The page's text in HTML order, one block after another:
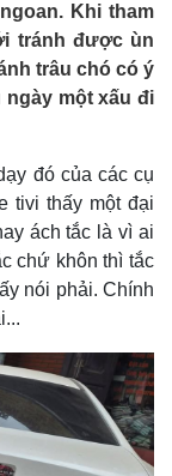
Khi tham
tránh được ùn
trâu chó có ý
ngày một xấu đi
đó của các cụ
tivi thấy một đại
ách tắc là vì ai
chứ khôn thì tắc
nói phải. Chính